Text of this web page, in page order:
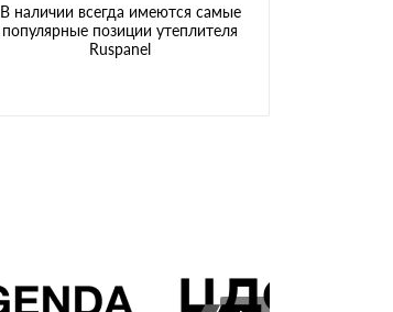
В наличии всегда имеются самые
популярные позиции утеплителя
Ruspanel